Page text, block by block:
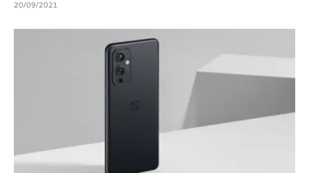
20/09/2021